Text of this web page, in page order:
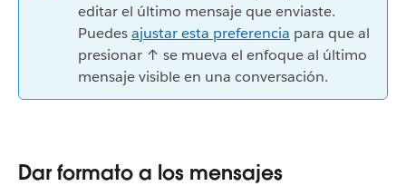
editar el último mensaje que enviaste.
Puedesajustar esta preferencia para que al
presionar ↑ se mueva el enfoque al último
mensaje visible en una conversación.
Dar formato a los mensajes